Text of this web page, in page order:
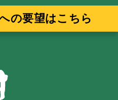
の要望はこちら